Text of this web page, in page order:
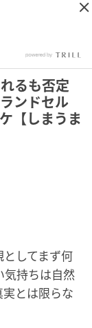
るも否定
ンドセル
【しまうま
してまず何
気持ちは自然
とは限らな